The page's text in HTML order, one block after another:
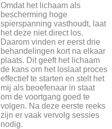
Omdat het lichaam als
bescherming hoge
spierspanning vasthoudt, laat
het deze niet direct los.
Daarom vinden er eerst drie
behandelingen kort na elkaar
plaats. Dit geeft het lichaam
de kans om het loslaat proces
effectief te starten en stelt het
mij als beoefenaar in staat
om de voortgang goed te
volgen. Na deze eerste reeks
zijn er vaak vervolg sessies
nodig.